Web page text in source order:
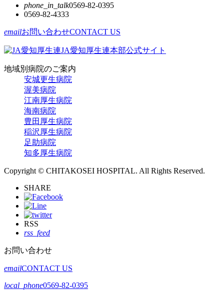
phone_in_talk0569-82-0395
0569-82-4333
emailお問い合わせCONTACT US
JA愛知厚生連本部公式サイト
地域別病院のご案内
安城更生病院
渥美病院
江南厚生病院
海南病院
豊田厚生病院
稲沢厚生病院
足助病院
知多厚生病院
Copyright © CHITAKOSEI HOSPITAL. All Rights Reserved.
SHARE
RSS
rss_feed
お問い合わせ
emailCONTACT US
local_phone0569-82-0395